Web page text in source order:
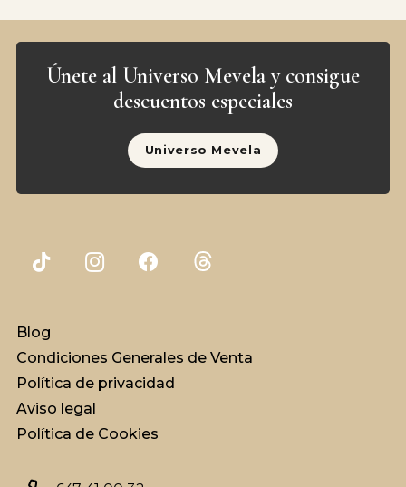
Únete al Universo Mevela y consigue
descuentos especiales
Universo Mevela
Blog
Condiciones Generales de Venta
Política de privacidad
Aviso legal
Política de Cookies